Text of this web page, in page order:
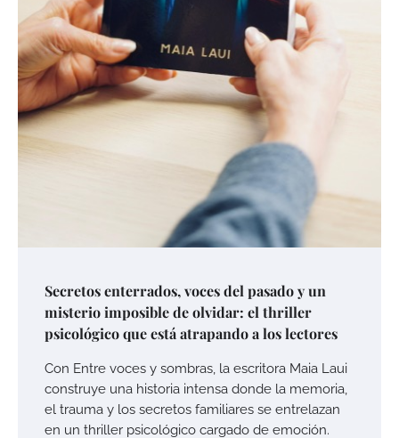
Secretos enterrados, voces del pasado y un
misterio imposible de olvidar: el thriller
psicológico que está atrapando a los lectores
Con Entre voces y sombras, la escritora Maia Laui
construye una historia intensa donde la memoria,
el trauma y los secretos familiares se entrelazan
en un thriller psicológico cargado de emoción.